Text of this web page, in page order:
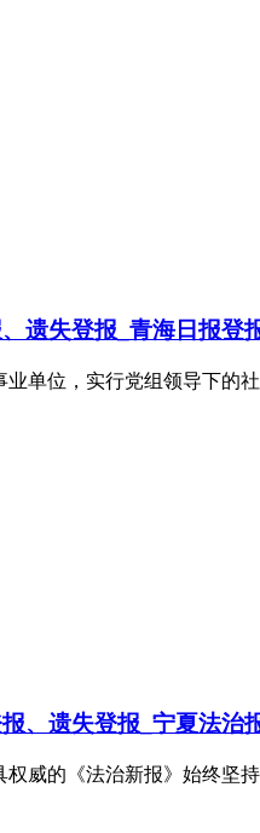
遗失登报_青海日报登
单位，实行党组领导下
、遗失登报_宁夏法治
权威的《法治新报》始终